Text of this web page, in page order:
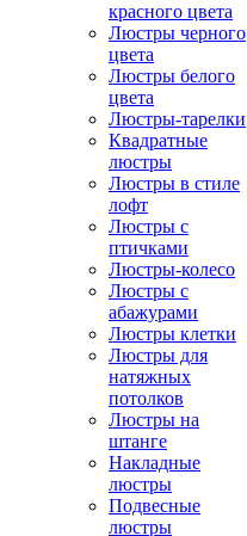
красного цвета
Люстры черного
цвета
Люстры белого
цвета
Люстры-тарелки
Квадратные
люстры
Люстры в стиле
лофт
Люстры с
птичками
Люстры-колесо
Люстры с
абажурами
Люстры клетки
Люстры для
натяжных
потолков
Люстры на
штанге
Накладные
люстры
Подвесные
люстры